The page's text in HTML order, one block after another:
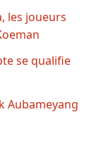
les joueurs
se qualifie
Aubameyang